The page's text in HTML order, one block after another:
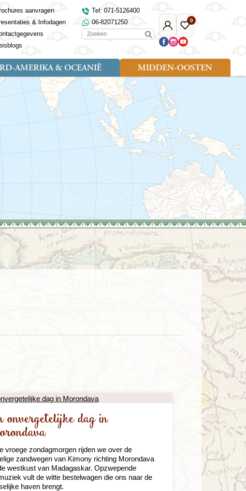
Mijn
Djoser
0
Favoriete
reizen
aanvragen
& Infodagen
Tel: 071-5126400
06-82071250
Zoeken
Griekenland
Montenegro
Noord-Macedonië
Noorwegen
Polen
Portugal
Roemenië
Sardinië
Verenigd Koninkrijk
Bangladesh
Laos
Malediven
Maleisië
Mongolië
Nepal
Oezbekistan
Singapore
Zuid-Korea
AMERIKA & OCEANIË
Landen
Nieuw-Zeeland
Verenigde Staten
MIDDEN-OOSTEN
Soort reizen
Familiereis (9)
Fietsreis (1)
Landen
Egypte
Jordanië
Marokko
Oman
Saoedi-Arabië
Tunesië
Turkije
onvergetelijke dag in
vroege zondagmorgen rijden we over de
zandwegen van Kimony richting Morondava
westkust van Madagaskar. Opzwepende
vult de witte bestelwagen die ons naar de
haven brengt.